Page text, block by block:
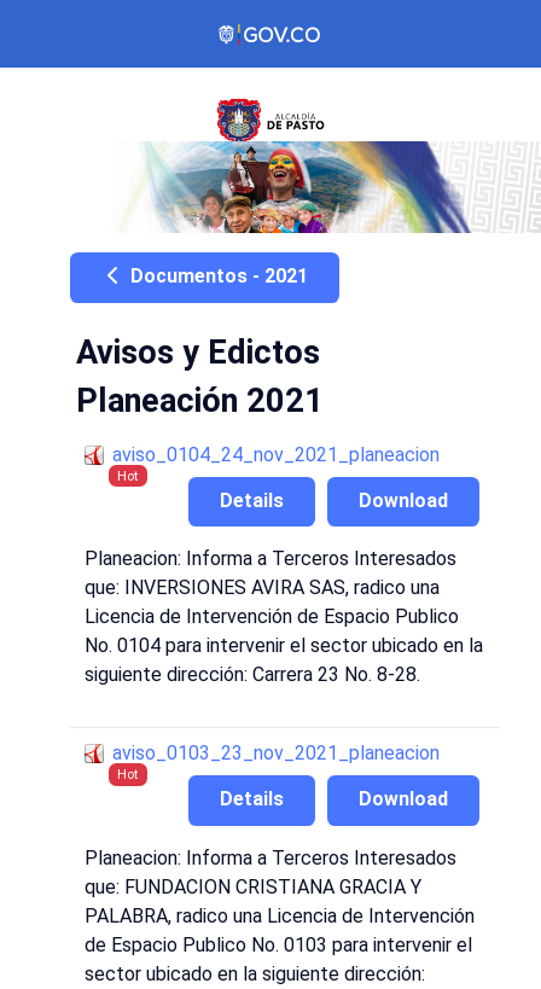
Documentos - 2021
Avisos y Edictos
Planeación 2021
aviso_0104_24_nov_2021_planeacion
Hot
Download
Details
Planeacion: Informa a Terceros Interesados
que: INVERSIONES AVIRA SAS, radico una
Licencia de Intervención de Espacio Publico
No. 0104 para intervenir el sector ubicado en la
siguiente dirección: Carrera 23 No. 8-28.
aviso_0103_23_nov_2021_planeacion
Hot
Download
Details
Planeacion: Informa a Terceros Interesados
que: FUNDACION CRISTIANA GRACIA Y
PALABRA, radico una Licencia de Intervención
de Espacio Publico No. 0103 para intervenir el
sector ubicado en la siguiente dirección: